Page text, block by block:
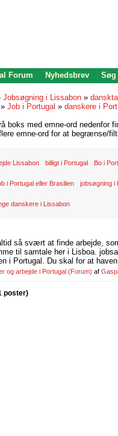
Forum Nyhedsbrev Søg
Jobsøgning i Lissabon »
» Job i Portugal » danskere i
boks med emne-ord nedenfor
emne-ord for at begrænse/
Lissabon billigt i Portugal Bo i
i Portugal eller Brasilien jobsøgning i
danskere i Lissabon
så svært at finde arbejde,
til samtale her i Lisboa.
i Portugal. Du skal for at
og arbejde i Portugal (Forum) af
poster)